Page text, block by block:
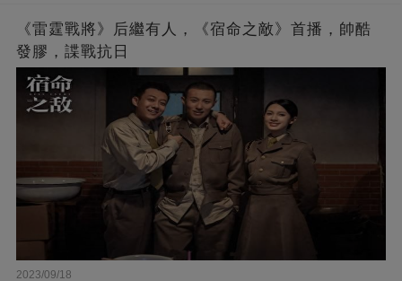
《雷霆戰將》后繼有人，《宿命之敵》首播，帥酷
發膠，諜戰抗日
2023/09/18